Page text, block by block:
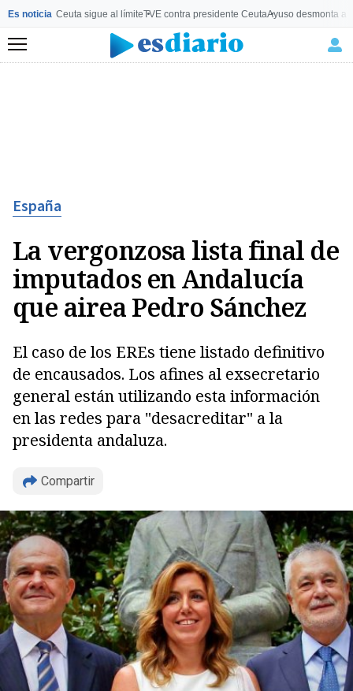
Es noticia Ceuta sigue al límiteTVE contra presidente CeutaAyuso desmonta a
Menú
España
La vergonzosa lista final de
imputados en Andalucía
que airea Pedro Sánchez
El caso de los EREs tiene listado definitivo
de encausados. Los afines al exsecretario
general están utilizando esta información
en las redes para "desacreditar" a la
presidenta andaluza.
Compartir
Copiar